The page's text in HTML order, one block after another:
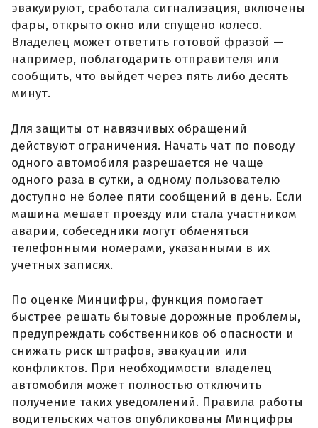
эвакуируют, сработала сигнализация, включены
фары, открыто окно или спущено колесо.
Владелец может ответить готовой фразой —
например, поблагодарить отправителя или
сообщить, что выйдет через пять либо десять
минут.
Для защиты от навязчивых обращений
действуют ограничения. Начать чат по поводу
одного автомобиля разрешается не чаще
одного раза в сутки, а одному пользователю
доступно не более пяти сообщений в день. Если
машина мешает проезду или стала участником
аварии, собеседники могут обменяться
телефонными номерами, указанными в их
учетных записях.
По оценке Минцифры, функция помогает
быстрее решать бытовые дорожные проблемы,
предупреждать собственников об опасности и
снижать риск штрафов, эвакуации или
конфликтов. При необходимости владелец
автомобиля может полностью отключить
получение таких уведомлений. Правила работы
водительских чатов опубликованы Минцифры